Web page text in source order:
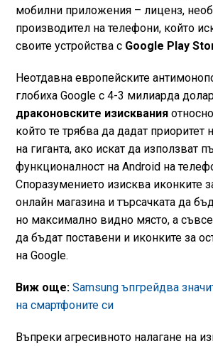
мобилни приложения – лиценз,
производител на телефони, който
своите устройства с Goоgle Play
Неотдавна европейските
глобиха Google с 4-3 милиарда
драконовските изисквания
който те трябва да дадат приоритет
на гиганта, ако искат да използват
функционалност на Android на
Споразумението изисква иконките
онлайн магазина и търсачката да
но максимално видно място, а
да бъдат поставени и иконките за
на Google.
Виж още: Samsung ъпгрейдва
на смартфоните си
Въпреки агресивното налагане на